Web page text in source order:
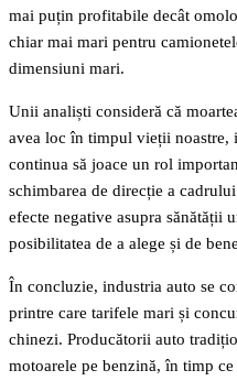
mai puțin profitabile decât
chiar mai mari pentru
dimensiuni mari.
Unii analiști consideră că
avea loc în timpul vieții
continua să joace un rol
schimbarea de direcție a
efecte negative asupra sănătății
posibilitatea de a alege și de
În concluzie, industria auto se
printre care tarifele mari și
chinezi. Producătorii auto
motoarele pe benzină, în timp